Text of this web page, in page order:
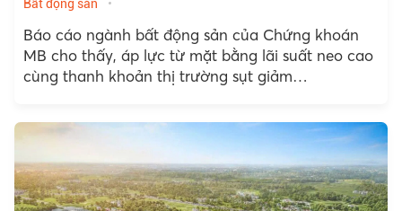
Bất động sản
Báo cáo ngành bất động sản của Chứng khoán
MB cho thấy, áp lực từ mặt bằng lãi suất neo cao
cùng thanh khoản thị trường sụt giảm…